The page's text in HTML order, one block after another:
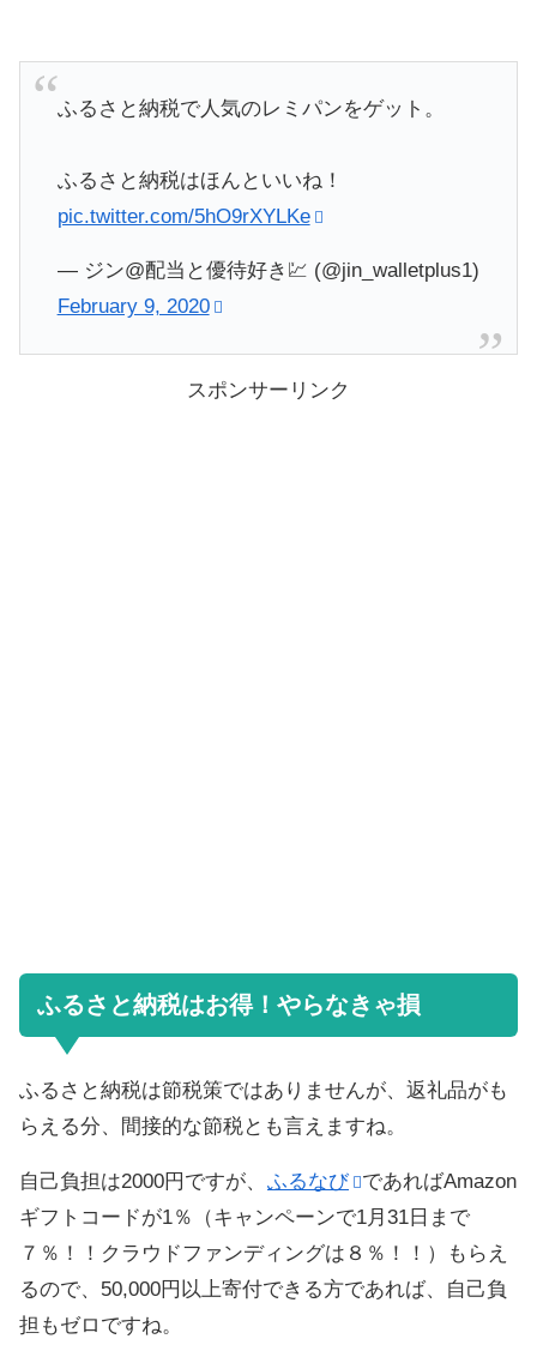
ふるさと納税で人気のレミパンをゲット。
ふるさと納税はほんといいね！
pic.twitter.com/5hO9rXYLKe
— ジン@配当と優待好き💹 (@jin_walletplus1)
February 9, 2020
スポンサーリンク
ふるさと納税はお得！やらなきゃ損
ふるさと納税は節税策ではありませんが、返礼品がも
らえる分、間接的な節税とも言えますね。
自己負担は2000円ですが、 ふるなび
であればAmazon
ギフトコードが1％（キャンペーンで1月31日まで
７％！！クラウドファンディングは８％！！）もらえ
るので、50,000円以上寄付できる方であれば、自己負
担もゼロですね。